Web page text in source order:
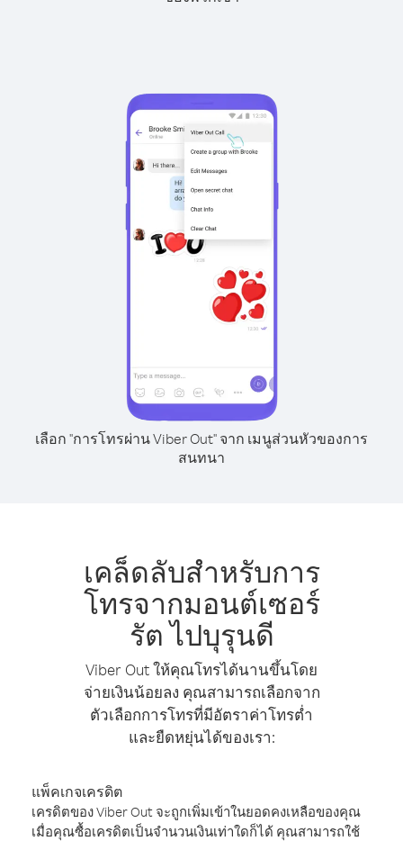
เลือก "การโทรผ่าน Viber Out" จาก เมนูส่วนหัวของการ
สนทนา
เคล็ดลับสำหรับการ
โทรจากมอนต์เซอร์
รัต ไปบุรุนดี
Viber Out ให้คุณโทรได้นานขึ้นโดย
จ่ายเงินน้อยลง คุณสามารถเลือกจาก
ตัวเลือกการโทรที่มีอัตราค่าโทรต่ำ
และยืดหยุ่นได้ของเรา:
แพ็คเกจเครดิต
เครดิตของ Viber Out จะถูกเพิ่มเข้าในยอดคงเหลือของคุณ
เมื่อคุณซื้อเครดิตเป็นจำนวนเงินเท่าใดก็ได้ คุณสามารถใช้